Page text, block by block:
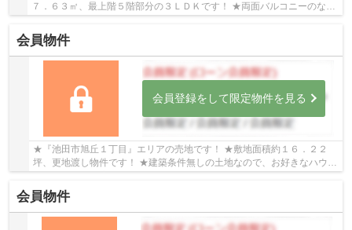
７．６３㎡、最上階５階部分の３ＬＤＫです！ ★両面バルコニーのなの
会員物件
会員登録をして限定物件を見る
★『池田市旭丘１丁目』エリアの売地です！ ★敷地面積約１６．２２
坪、更地渡し物件です！ ★建築条件無しの土地なので、お好きなハウス
メーカー・工務店で建築可能です！
会員物件